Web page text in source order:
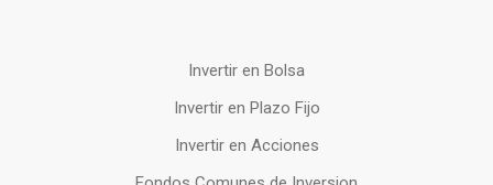
Invertir en Bolsa
Invertir en Plazo Fijo
Invertir en Acciones